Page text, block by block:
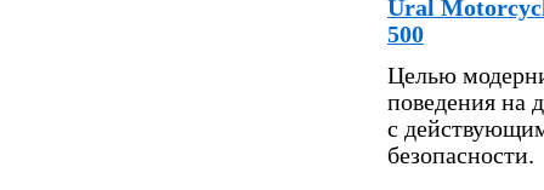
Ural
500
Целью
поведения на
с
безопасности.